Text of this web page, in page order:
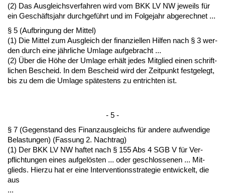
(2) Das Aus­gleichs­ver­fah­ren wird vom BKK LV NW je­weils für
ein Geschäfts­jahr durch­geführt und im Fol­ge­jahr ab­ge­rech­net ...
§ 5 (Auf­brin­gung der Mit­tel)
(1) Die Mit­tel zum Aus­gleich der fi­nan­zi­el­len Hil­fen nach § 3 wer­
den durch ei­ne jähr­li­che Um­la­ge auf­ge­bracht ...
(2) Über die Höhe der Um­la­ge erhält je­des Mit­glied ei­nen schrift­
li­chen Be­scheid. In dem Be­scheid wird der Zeit­punkt fest­ge­legt,
bis zu dem die Um­la­ge spätes­tens zu ent­rich­ten ist.
- 5 -
§ 7 (Ge­gen­stand des Fi­nanz­aus­gleichs für an­de­re auf­wen­di­ge
Be­las­tun­gen) (Fas­sung 2. Nach­trag)
(1) Der BKK LV NW haf­tet nach § 155 Abs 4 SGB V für Ver­
pflich­tun­gen ei­nes auf­gelösten ... oder ge­schlos­se­nen ... Mit­
glieds. Hier­zu hat er ei­ne In­ter­ven­ti­ons­stra­te­gie ent­wi­ckelt, die
aus
...